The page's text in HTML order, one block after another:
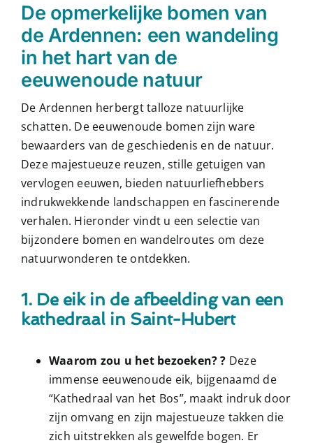
De opmerkelijke bomen van
de Ardennen: een wandeling
in het hart van de
eeuwenoude natuur
De Ardennen herbergt talloze natuurlijke
schatten. De eeuwenoude bomen zijn ware
bewaarders van de geschiedenis en de natuur.
Deze majestueuze reuzen, stille getuigen van
vervlogen eeuwen, bieden natuurliefhebbers
indrukwekkende landschappen en fascinerende
verhalen. Hieronder vindt u een selectie van
bijzondere bomen en wandelroutes om deze
natuurwonderen te ontdekken.
1. De eik in de afbeelding van een
kathedraal in Saint-Hubert
Waarom zou u het bezoeken? ? Deze
immense eeuwenoude eik, bijgenaamd de
“Kathedraal van het Bos”, maakt indruk door
zijn omvang en zijn majestueuze takken die
zich uitstrekken als gewelfde bogen. Er